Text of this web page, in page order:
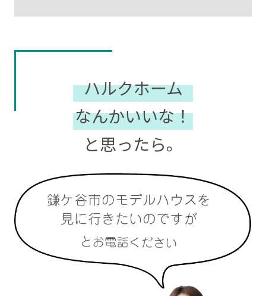
ハルクホーム
なんかいいな！
と思ったら。